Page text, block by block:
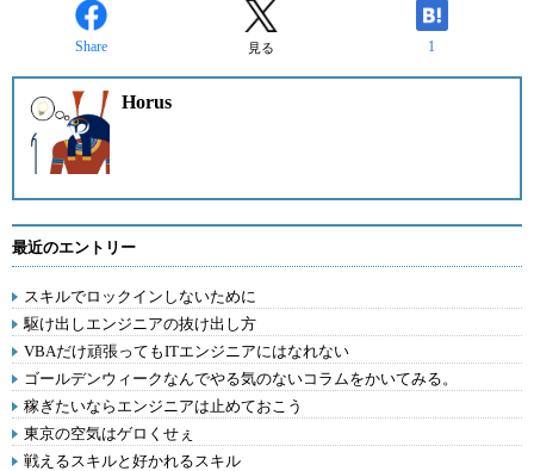
Share 見る 1
Horus
最近のエントリー
スキルでロックインしないために
駆け出しエンジニアの抜け出し方
VBAだけ頑張ってもITエンジニアにはなれない
ゴールデンウィークなんでやる気のないコラムをかいてみる。
稼ぎたいならエンジニアは止めておこう
東京の空気はゲロくせぇ
戦えるスキルと好かれるスキル